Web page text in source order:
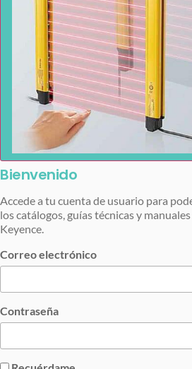
Bienvenido
Accede a tu cuenta de usuario para
los catálogos, guías técnicas y
Keyence.
Correo electrónico
Contraseña